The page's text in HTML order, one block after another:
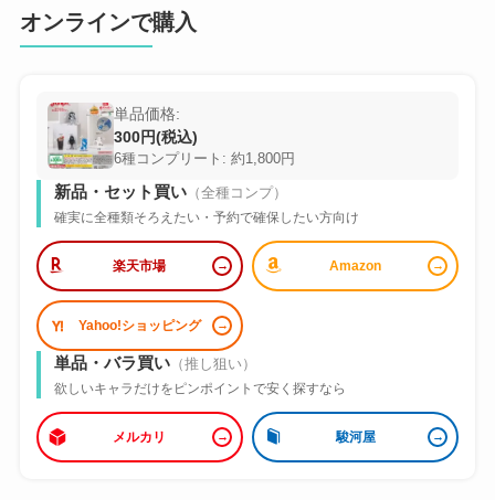
オンラインで購入
単品価格:
300円(税込)
6種コンプリート: 約1,800円
新品・セット買い（全種コンプ）
確実に全種類そろえたい・予約で確保したい方向け
楽天市場 Amazon
Yahoo!ショッピング
単品・バラ買い（推し狙い）
欲しいキャラだけをピンポイントで安く探すなら
メルカリ 駿河屋